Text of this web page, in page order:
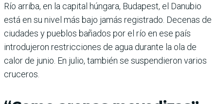
Río arriba, en la capital húngara, Budapest, el Danubio
está en su nivel más bajo jamás registrado. Decenas de
ciudades y pueblos bañados por el río en ese país
introdujeron restricciones de agua durante la ola de
calor de junio. En julio, también se suspendieron varios
cruceros.